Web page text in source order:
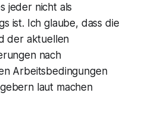
jeder nicht als
ist. Ich glaube, dass die
der aktuellen
nach
Arbeitsbedingungen
laut machen